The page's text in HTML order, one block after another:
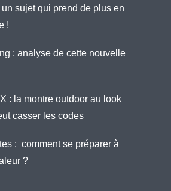
un sujet qui prend de plus en
!
: analyse de cette nouvelle
: la montre outdoor au look
casser les codes
: comment se préparer à
?